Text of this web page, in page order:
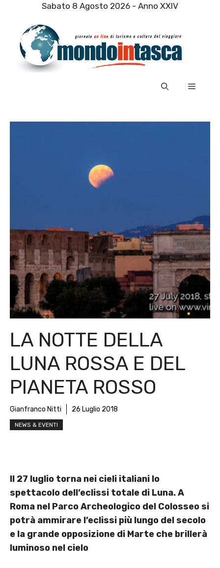
contenuto
Sabato 8 Agosto 2026 - Anno XXIV
Menu
LA NOTTE DELLA
LUNA ROSSA E DEL
PIANETA ROSSO
Gianfranco Nitti 26 Luglio 2018
NEWS & EVENTI
Il 27 luglio torna nei cieli italiani lo
spettacolo dell’eclissi totale di Luna. A
Roma nel Parco Archeologico del Colosseo si
potrà ammirare l’eclissi più lungo del secolo
e la grande opposizione di Marte che brillerà
luminoso nel cielo